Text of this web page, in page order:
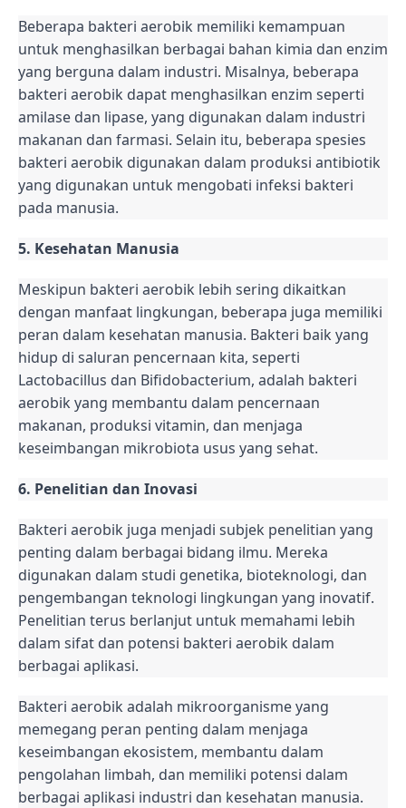
Beberapa bakteri aerobik memiliki kemampuan
untuk menghasilkan berbagai bahan kimia dan enzim
yang berguna dalam industri. Misalnya, beberapa
bakteri aerobik dapat menghasilkan enzim seperti
amilase dan lipase, yang digunakan dalam industri
makanan dan farmasi. Selain itu, beberapa spesies
bakteri aerobik digunakan dalam produksi antibiotik
yang digunakan untuk mengobati infeksi bakteri
pada manusia.
5. Kesehatan Manusia
Meskipun bakteri aerobik lebih sering dikaitkan
dengan manfaat lingkungan, beberapa juga memiliki
peran dalam kesehatan manusia. Bakteri baik yang
hidup di saluran pencernaan kita, seperti
Lactobacillus dan Bifidobacterium, adalah bakteri
aerobik yang membantu dalam pencernaan
makanan, produksi vitamin, dan menjaga
keseimbangan mikrobiota usus yang sehat.
6. Penelitian dan Inovasi
Bakteri aerobik juga menjadi subjek penelitian yang
penting dalam berbagai bidang ilmu. Mereka
digunakan dalam studi genetika, bioteknologi, dan
pengembangan teknologi lingkungan yang inovatif.
Penelitian terus berlanjut untuk memahami lebih
dalam sifat dan potensi bakteri aerobik dalam
berbagai aplikasi.
Bakteri aerobik adalah mikroorganisme yang
memegang peran penting dalam menjaga
keseimbangan ekosistem, membantu dalam
pengolahan limbah, dan memiliki potensi dalam
berbagai aplikasi industri dan kesehatan manusia.